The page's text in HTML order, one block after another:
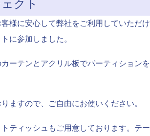
クト
様に安心して弊社をご利用していただけ
に参加しました。
ーテンとアクリル板でパーティションを
ますので、ご自由にお使いください。
ティッシュもご用意しております。テー